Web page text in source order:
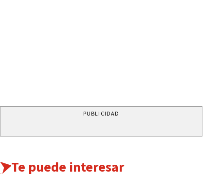
PUBLICIDAD
Te puede interesar